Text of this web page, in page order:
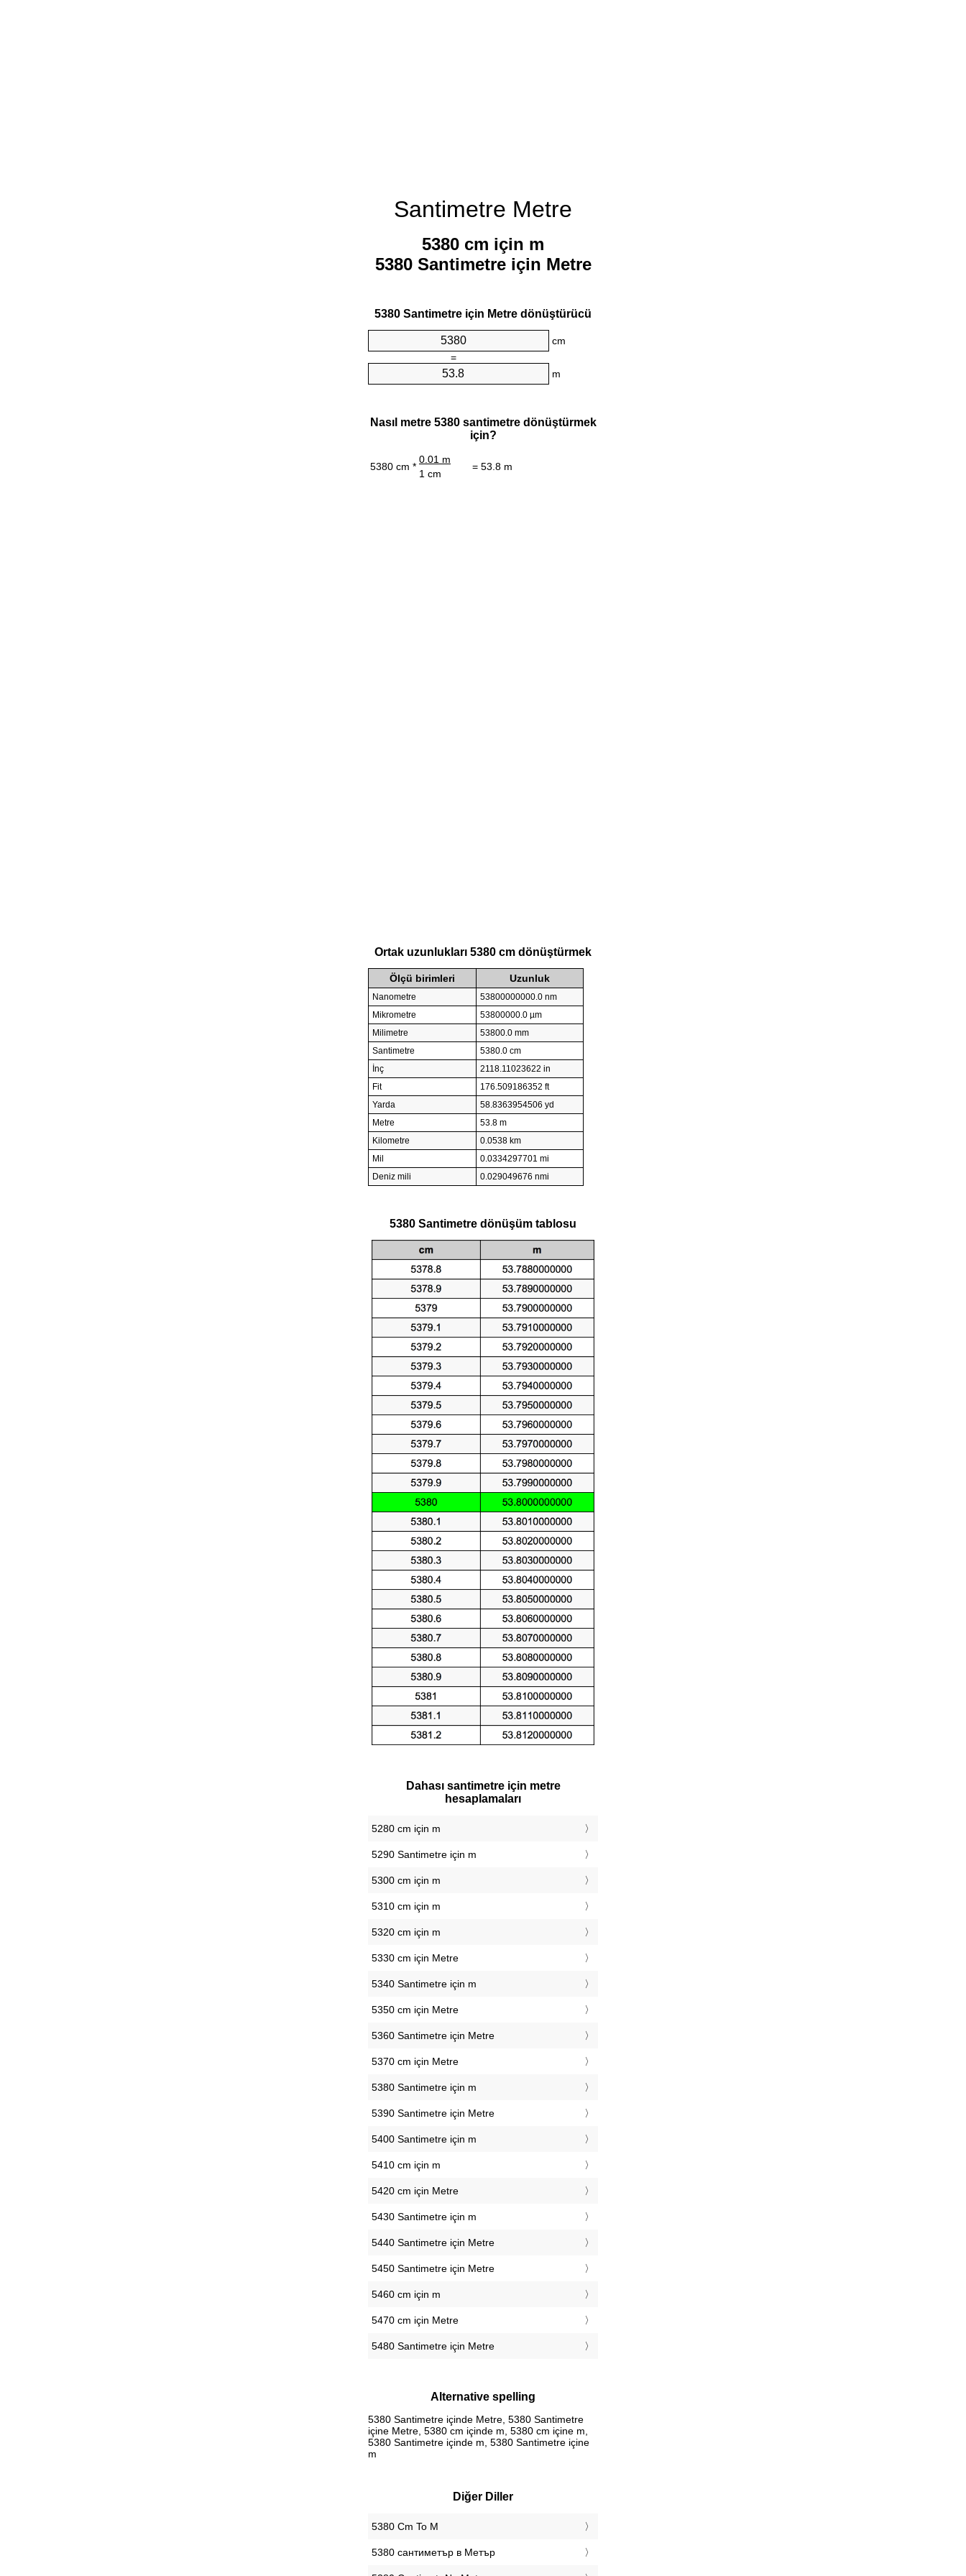
Santimetre Metre
5380 cm için m
5380 Santimetre için Metre
5380 Santimetre için Metre dönüştürücü
cm
=
m
Nasıl metre 5380 santimetre dönüştürmek
için?
5380 cm *
0.01 m
= 53.8 m
1 cm
Ortak uzunlukları 5380 cm dönüştürmek
Ölçü birimleri Uzunluk
Nanometre
53800000000.0 nm
Mikrometre
53800000.0 µm
Milimetre
53800.0 mm
Santimetre
5380.0 cm
İnç
2118.11023622 in
Fit
176.509186352 ft
Yarda
58.8363954506 yd
Metre
53.8 m
Kilometre
0.0538 km
Mil
0.0334297701 mi
Deniz mili
0.029049676 nmi
5380 Santimetre dönüşüm tablosu
Dahası santimetre için metre
hesaplamaları
5280 cm için m
5290 Santimetre için m
5300 cm için m
5310 cm için m
5320 cm için m
5330 cm için Metre
5340 Santimetre için m
5350 cm için Metre
5360 Santimetre için Metre
5370 cm için Metre
5380 Santimetre için m
5390 Santimetre için Metre
5400 Santimetre için m
5410 cm için m
5420 cm için Metre
5430 Santimetre için m
5440 Santimetre için Metre
5450 Santimetre için Metre
5460 cm için m
5470 cm için Metre
5480 Santimetre için Metre
Alternative spelling
5380 Santimetre içinde Metre, 5380 Santimetre
içine Metre, 5380 cm içinde m, 5380 cm içine m,
5380 Santimetre içinde m, 5380 Santimetre içine
m
Diğer Diller
‎5380 Cm To M
‎5380 сантиметър в Метър